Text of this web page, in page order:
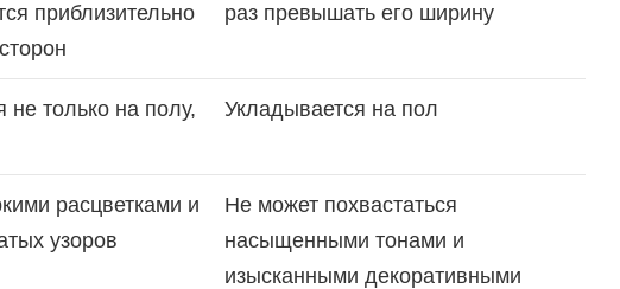
приблизительно
раз превышать его ширину
только на полу,
Укладывается на пол
расцветками и
узоров
Не может похвастаться
насыщенными тонами и
изысканными декоративными